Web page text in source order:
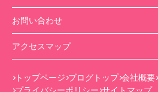
お問い合わせ
アクセスマップ
トップページ ブログトップ 会社概要